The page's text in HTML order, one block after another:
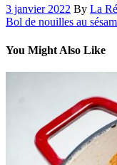
3 janvier 2022 By La
Bol de nouilles au
You Might Also Like